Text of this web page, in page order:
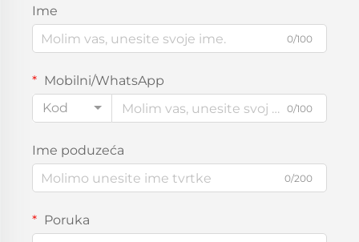
Ime
0/100
Mobilni/WhatsApp
Kod
0/100
Ime poduzeća
0/200
Poruka